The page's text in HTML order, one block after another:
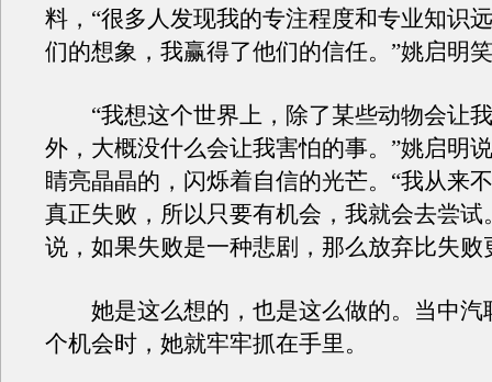
料，“很多人发现我的专注程度和专业知识
们的想象，我赢得了他们的信任。”姚启明
“我想这个世界上，除了某些动物会让
外，大概没什么会让我害怕的事。”姚启明
睛亮晶晶的，闪烁着自信的光芒。“我从来
真正失败，所以只要有机会，我就会去尝试
说，如果失败是一种悲剧，那么放弃比失败
她是这么想的，也是这么做的。当中汽
个机会时，她就牢牢抓在手里。